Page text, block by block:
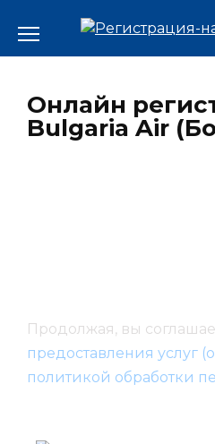
Онлайн
Bulgaria Air
Продолжая, вы
предоставления услуг
политикой обработки